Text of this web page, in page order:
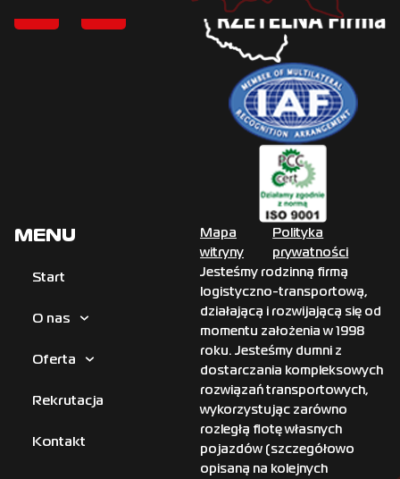
MENU
Start
O nas
Oferta
Rekrutacja
Kontakt
Mapa
witryny
Polityka
prywatności
Jesteśmy rodzinną firmą
logistyczno-transportową,
działającą i rozwijającą się od
momentu założenia w 1998
roku. Jesteśmy dumni z
dostarczania kompleksowych
rozwiązań transportowych,
wykorzystując zarówno
rozległą flotę własnych
pojazdów (szczegółowo
opisaną na kolejnych